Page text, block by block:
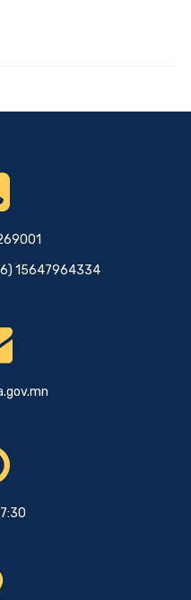
15647964334